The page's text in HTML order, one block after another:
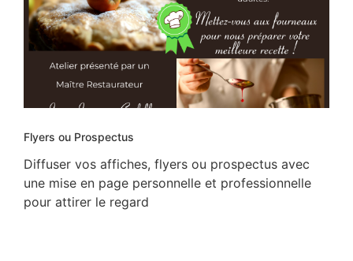
Flyers ou Prospectus
Diffuser vos affiches, flyers ou prospectus avec
une mise en page personnelle et professionnelle
pour attirer le regard